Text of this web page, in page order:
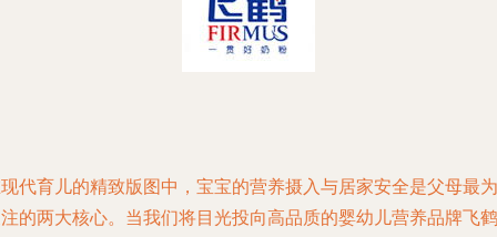
代育儿的精致版图中，宝宝的营养摄入与居家安全是父母最为
的两大核心。当我们将目光投向高品质的婴幼儿营养品牌飞鹤